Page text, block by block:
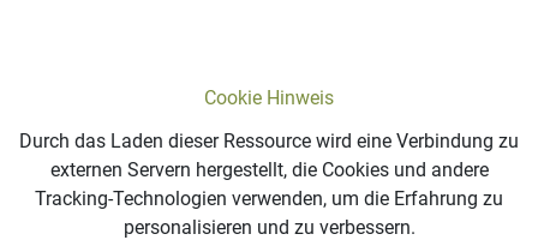
Cookie Hinweis
Durch das Laden dieser Ressource wird eine Verbindung zu
externen Servern hergestellt, die Cookies und andere
Tracking-Technologien verwenden, um die Erfahrung zu
personalisieren und zu verbessern.